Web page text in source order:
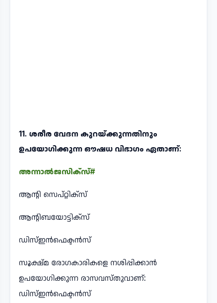
11. ശരീര വേദന കുറയ്ക്കുന്നതിനും
ഉപയോഗിക്കുന്ന ഔഷധ വിഭാഗം ഏതാണ്:
അന്നാൽജസിക്സ്#
ആന്റി സെപ്റ്റിക്സ്
ആന്റിബയോട്ടിക്സ്
ഡിസ്ഇൻഫെക്ടൻസ്
സൂക്ഷ്മ രോഗകാരികളെ നശിപ്പിക്കാൻ
ഉപയോഗിക്കുന്ന രാസവസ്തുവാണ്:
ഡിസ്ഇൻഫെക്ടൻസ്